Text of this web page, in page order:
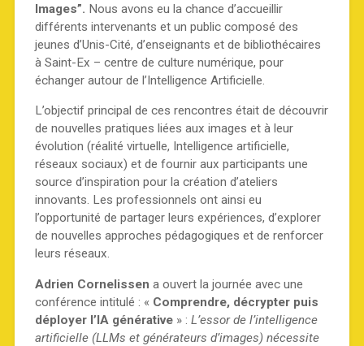
Images”. Nous avons eu la chance d’accueillir
différents intervenants et un public composé des
jeunes d’Unis-Cité, d’enseignants et de bibliothécaires
à Saint-Ex – centre de culture numérique, pour
échanger autour de l’Intelligence Artificielle.
L’objectif principal de ces rencontres était de découvrir
de nouvelles pratiques liées aux images et à leur
évolution (réalité virtuelle, Intelligence artificielle,
réseaux sociaux) et de fournir aux participants une
source d’inspiration pour la création d’ateliers
innovants. Les professionnels ont ainsi eu
l’opportunité de partager leurs expériences, d’explorer
de nouvelles approches pédagogiques et de renforcer
leurs réseaux.
Adrien Cornelissen a ouvert la journée avec une
conférence intitulé : « Comprendre, décrypter puis
déployer l’IA générative» : L’essor de l’intelligence
artificielle (LLMs et générateurs d’images) nécessite